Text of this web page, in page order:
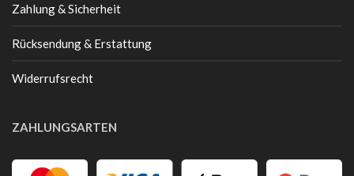
Zahlung & Sicherheit
Rücksendung & Erstattung
Widerrufsrecht
ZAHLUNGSARTEN